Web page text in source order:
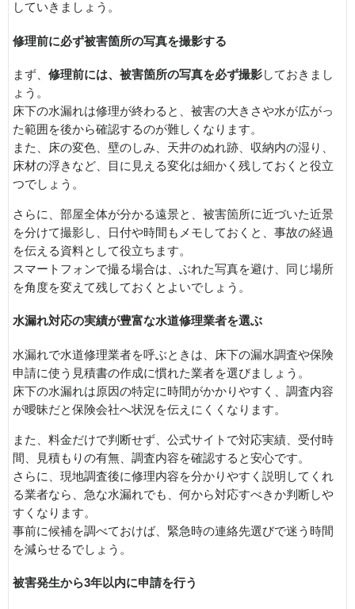
していきましょう。
修理前に必ず被害箇所の写真を撮影する
まず、 修理前には、被害箇所の写真を必ず撮影しておきまし
ょう。
床下の水漏れは修理が終わると、被害の大きさや水が広がっ
た範囲を後から確認するのが難しくなります。
また、床の変色、壁のしみ、天井のぬれ跡、収納内の湿り、
床材の浮きなど、目に見える変化は細かく残しておくと役立
つでしょう。
さらに、部屋全体が分かる遠景と、被害箇所に近づいた近景
を分けて撮影し、日付や時間もメモしておくと、事故の経過
を伝える資料として役立ちます。
スマートフォンで撮る場合は、ぶれた写真を避け、同じ場所
を角度を変えて残しておくとよいでしょう。
水漏れ対応の実績が豊富な水道修理業者を選ぶ
水漏れで水道修理業者を呼ぶときは、床下の漏水調査や保険
申請に使う見積書の作成に慣れた業者を選びましょう。
床下の水漏れは原因の特定に時間がかかりやすく、調査内容
が曖昧だと保険会社へ状況を伝えにくくなります。
また、料金だけで判断せず、公式サイトで対応実績、受付時
間、見積もりの有無、調査内容を確認すると安心です。
さらに、現地調査後に修理内容を分かりやすく説明してくれ
る業者なら、急な水漏れでも、何から対応すべきか判断しや
すくなります。
事前に候補を調べておけば、緊急時の連絡先選びで迷う時間
を減らせるでしょう。
被害発生から3年以内に申請を行う